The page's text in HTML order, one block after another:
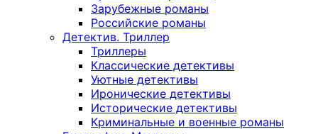
Зарубежные романы
Российские романы
Детектив. Триллер
Триллеры
Классические детективы
Уютные детективы
Иронические детективы
Исторические детективы
Криминальные и военные романы